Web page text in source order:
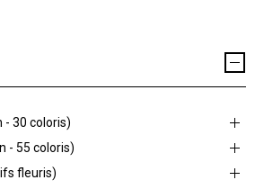
- 30 coloris)
- 55 coloris)
fleuris)